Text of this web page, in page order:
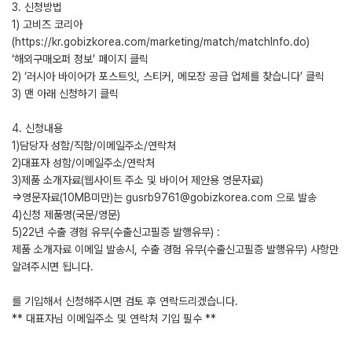
3. 신청방법
1) 고비즈 코리아
(https://kr.gobizkorea.com/marketing/match/matchInfo.do)
‘해외구매오퍼 정보’ 페이지 클릭
2) ‘러시아 바이어가 포스트잇, 스티커, 메모장 공급 업체를 찾습니다’ 클릭
3) 맨 아래 신청하기 클릭
4. 신청내용
1)담당자 성함/직함/이메일주소/연락처
2)대표자 성함/이메일주소/연락처
3)제품 소개자료(웹사이트 주소 및 바이어 제안용 영문자료)
=>영문자료(10MB미만)는 gusrb9761@gobizkorea.com 으로 발송
4)신청 제품명(국문/영문)
5)22년 수출 경험 유무(수출신고필증 발행유무) :
제품 소개자료 이메일 발송시, 수출 경험 유무(수출신고필증 발행유무) 사항만
알려주시면 됩니다.
를 기입해서 신청해주시면 검토 후 연락드리겠습니다.
** 대표자님 이메일주소 및 연락처 기입 필수 **